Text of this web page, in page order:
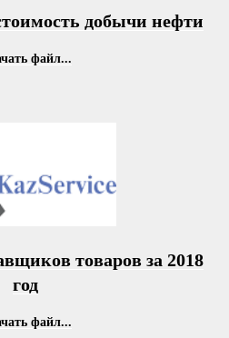
добычи нефти
файл...
товаров за 2018
год
файл...